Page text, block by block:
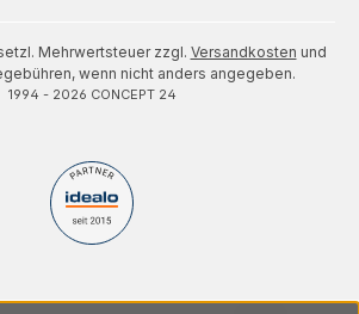
Mehrwertsteuer zzgl. Versandkosten und
wenn nicht anders angegeben.
1994 - 2026 CONCEPT 24